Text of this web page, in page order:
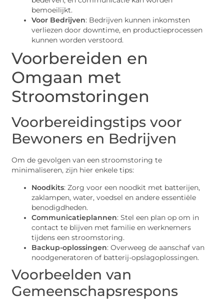
bemoeilijkt.
Voor Bedrijven: Bedrijven kunnen inkomsten
verliezen door downtime, en productieprocessen
kunnen worden verstoord.
Voorbereiden en
Omgaan met
Stroomstoringen
Voorbereidingstips voor
Bewoners en Bedrijven
Om de gevolgen van een stroomstoring te
minimaliseren, zijn hier enkele tips:
Noodkits: Zorg voor een noodkit met batterijen,
zaklampen, water, voedsel en andere essentiële
benodigdheden.
Communicatieplannen: Stel een plan op om in
contact te blijven met familie en werknemers
tijdens een stroomstoring.
Backup-oplossingen: Overweeg de aanschaf van
noodgeneratoren of batterij-opslagoplossingen.
Voorbeelden van
Gemeenschapsrespons